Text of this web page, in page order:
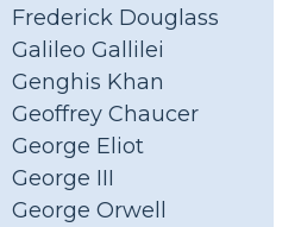
Frederick Douglass
Galileo Gallilei
Genghis Khan
Geoffrey Chaucer
George Eliot
George III
George Orwell